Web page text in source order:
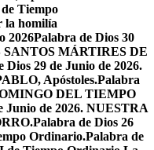
Tiempo
la homilía
2026Palabra de Dios 30
SANTOS MÁRTIRES DE
Dios 29 de Junio de 2026.
Apóstoles.Palabra
DEL TIEMPO
Junio de 2026. NUESTRA
Palabra de Dios 26
Ordinario.Palabra de